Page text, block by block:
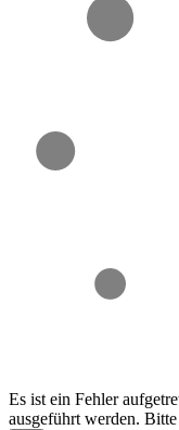
Es ist ein Fehler
ausgeführt werden.